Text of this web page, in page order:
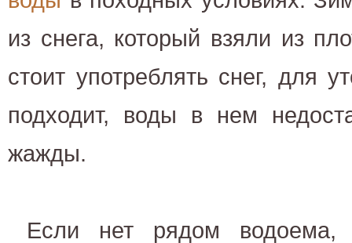
из снега, который взяли из
стоит употреблять снег, для
подходит, воды в нем
жажды.
Если нет рядом водоема,